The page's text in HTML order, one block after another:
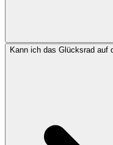
Kann ich das Glücksrad auf